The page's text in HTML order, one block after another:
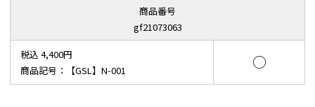
商品番号
gf21073063
税込 4,400円
商品記号：【GSL】N-001
○